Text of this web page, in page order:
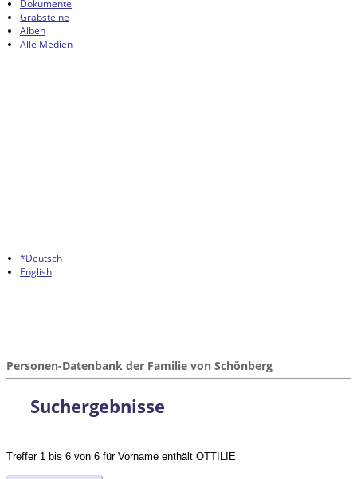
Dokumente
Grabsteine
Alben
Alle Medien
*Deutsch
English
Personen-Datenbank der Familie von Schönberg
Suchergebnisse
Treffer 1 bis 6 von 6 für Vorname enthält OTTILIE